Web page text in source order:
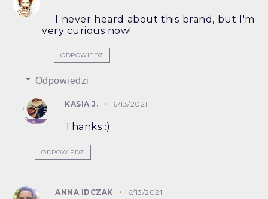
I never heard about this brand, but I'm
very curious now!
ODPOWIEDZ
Odpowiedzi
KASIA J. 6/13/2021
Thanks :)
ODPOWIEDZ
ANNA IDCZAK 6/13/2021